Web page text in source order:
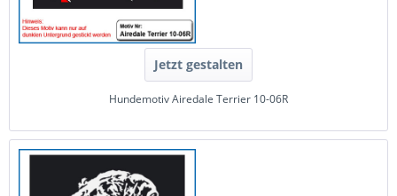
Jetzt gestalten
Hundemotiv Airedale Terrier 10-06R